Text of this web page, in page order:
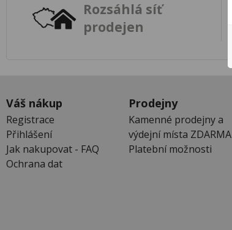
Rozsáhlá síť
prodejen
Váš nákup
Registrace
Přihlášení
Jak nakupovat - FAQ
Ochrana dat
Prodejny
Kamenné prodejny a
výdejní místa ZDARMA
Platební možnosti